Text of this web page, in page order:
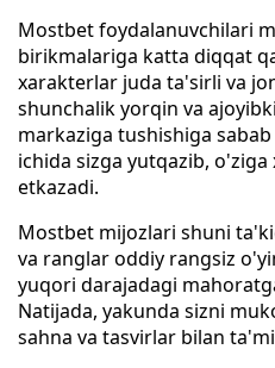
Mostbet foydalanuvchilari
birikmalariga katta diqqat
xarakterlar juda ta'sirli va
shunchalik yorqin va
markaziga tushishiga
ichida sizga yutqazib,
etkazadi.
Mostbet mijozlari shuni
va ranglar oddiy rangsiz
yuqori darajadagi
Natijada, yakunda sizni
sahna va tasvirlar bilan